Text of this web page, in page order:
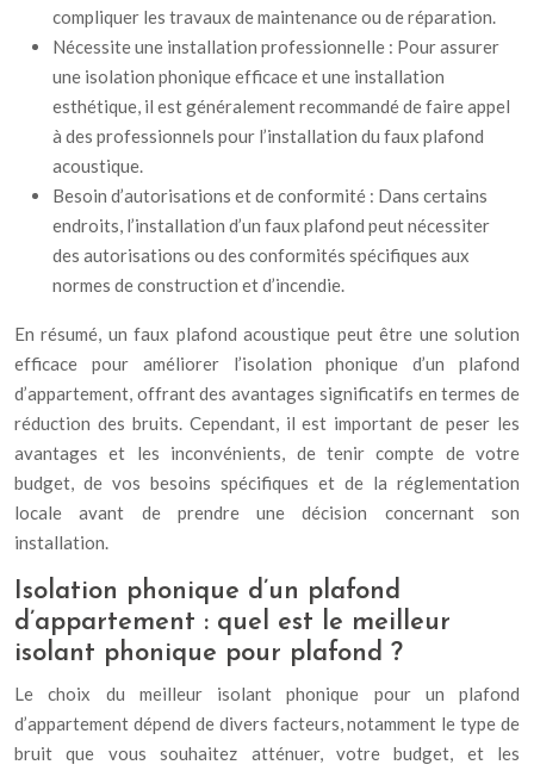
compliquer les travaux de maintenance ou de réparation.
Nécessite une installation professionnelle : Pour assurer
une isolation phonique efficace et une installation
esthétique, il est généralement recommandé de faire appel
à des professionnels pour l’installation du faux plafond
acoustique.
Besoin d’autorisations et de conformité : Dans certains
endroits, l’installation d’un faux plafond peut nécessiter
des autorisations ou des conformités spécifiques aux
normes de construction et d’incendie.
En résumé, un faux plafond acoustique peut être une solution
efficace pour améliorer l’isolation phonique d’un plafond
d’appartement, offrant des avantages significatifs en termes de
réduction des bruits. Cependant, il est important de peser les
avantages et les inconvénients, de tenir compte de votre
budget, de vos besoins spécifiques et de la réglementation
locale avant de prendre une décision concernant son
installation.
Isolation phonique d’un plafond
d’appartement : quel est le meilleur
isolant phonique pour plafond ?
Le choix du meilleur isolant phonique pour un plafond
d’appartement dépend de divers facteurs, notamment le type de
bruit que vous souhaitez atténuer, votre budget, et les